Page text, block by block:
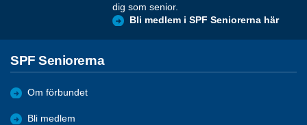
dig som senior.
Bli medlem i SPF Seniorerna här
SPF Seniorerna
Om förbundet
Bli medlem